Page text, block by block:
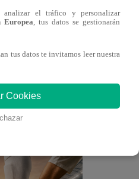
te puede
el tráfico y personalizar
Europea, tus datos se gestionarán
tus datos te invitamos leer nuestra
Cookies